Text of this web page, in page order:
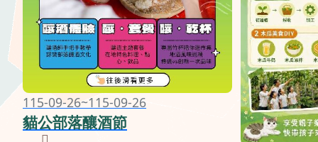
115-09-26~115-09-26
貓公部落釀酒節